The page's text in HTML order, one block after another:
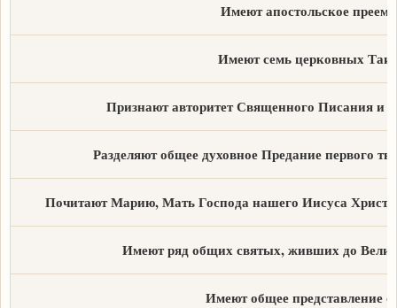
Имеют апостольское
Имеют семь церковных
Признают авторитет Священного Писания и
Разделяют общее духовное Предание первого
Почитают Марию, Мать Господа нашего Иисуса
Имеют ряд общих святых, живших до
Имеют общее представление о